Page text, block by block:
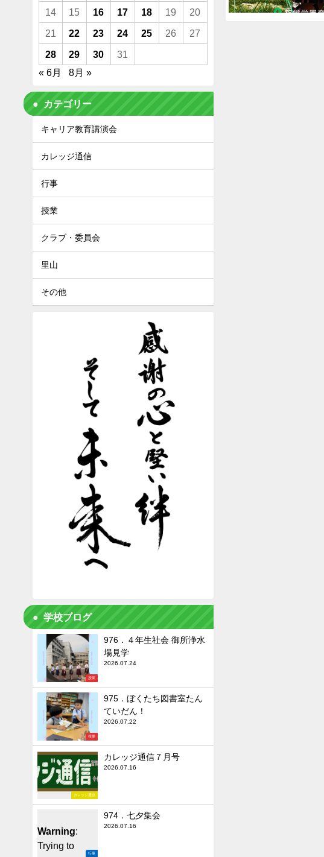
14 15 16 17 18 19 20
21 22 23 24 25 26 27
28 29 30
31
« 6月
8月 »
カテゴリー
キャリア教育講演会
カレッジ通信
行事
授業
クラブ・委員会
里山
その他
学校ブログ
授業
976．４年生社会 御所浄水
場見学
2026.07.24
授業
975．ぼくたち図書室たん
ていだん！
2026.07.22
カレッジ通信
カレッジ通信７月号
2026.07.16
Warning:
Trying to
行事
974．七夕集会
2026.07.16